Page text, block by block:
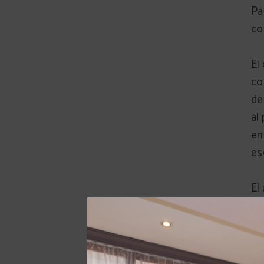
al